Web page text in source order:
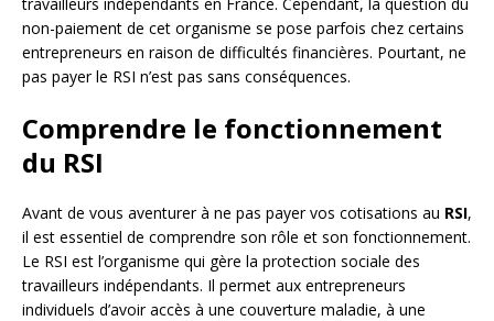
non-paiement de cet organisme se pose parfois chez certains
entrepreneurs en raison de difficultés financières. Pourtant, ne
pas payer le RSI n’est pas sans conséquences.
Comprendre le fonctionnement
du RSI
Avant de vous aventurer à ne pas payer vos cotisations au RSI,
il est essentiel de comprendre son rôle et son fonctionnement.
Le RSI est l’organisme qui gère la protection sociale des
travailleurs indépendants. Il permet aux entrepreneurs
individuels d’avoir accès à une couverture maladie, à une